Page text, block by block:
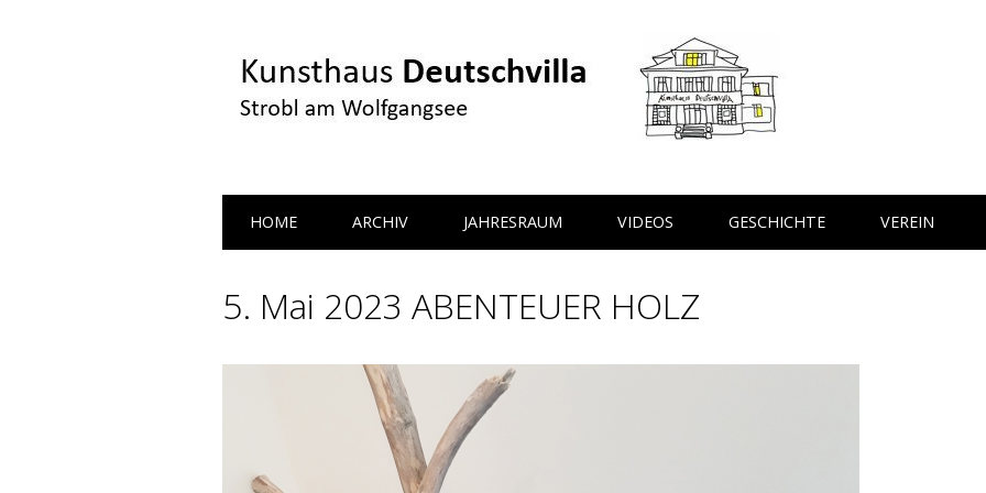
Main menu
HOME ARCHIV JAHRESRAUM VIDEOS GESCHICHTE VEREIN
5. Mai 2023 ABENTEUER HOLZ